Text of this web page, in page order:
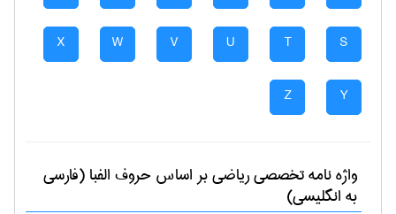
S
T
U
V
W
X
Y
Z
واژه نامه تخصصیرياضیبر اساس حروف الفبا (فارسی
به انگلیسی)